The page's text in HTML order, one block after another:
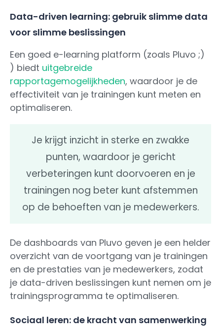
Data-driven learning: gebruik slimme data
voor slimme beslissingen
Een goed e-learning platform (zoals Pluvo ;)
) biedt uitgebreide
rapportagemogelijkheden, waardoor je de
effectiviteit van je trainingen kunt meten en
optimaliseren.
Je krijgt inzicht in sterke en zwakke
punten, waardoor je gericht
verbeteringen kunt doorvoeren en je
trainingen nog beter kunt afstemmen
op de behoeften van je medewerkers.
De dashboards van Pluvo geven je een helder
overzicht van de voortgang van je trainingen
en de prestaties van je medewerkers, zodat
je data-driven beslissingen kunt nemen om je
trainingsprogramma te optimaliseren.
Sociaal leren: de kracht van samenwerking